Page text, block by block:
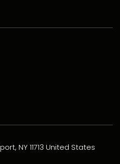
NY 11713 United States